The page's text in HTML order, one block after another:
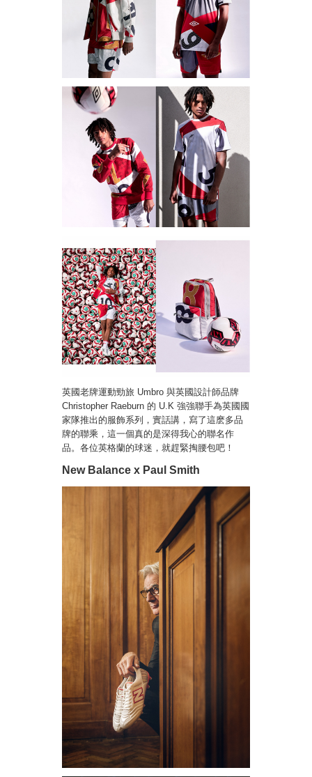
英國老牌運動勁旅 Umbro 與英國設計師品牌
Christopher Raeburn 的 U.K 強強聯手為英國國
家隊推出的服飾系列，實話講，寫了這麽多品
牌的聯乘，這一個真的是深得我心的聯名作
品。各位英格蘭的球迷，就趕緊掏腰包吧！
New Balance x Paul Smith